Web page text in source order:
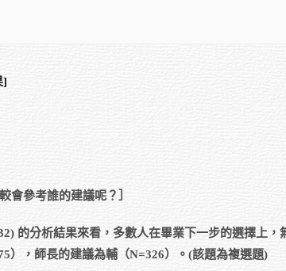
]
會參考誰的建議呢？］
的分析結果來看，多數人在畢業下一步的選擇上，
），師長的建議為輔（N=326）。(該題為複選題)